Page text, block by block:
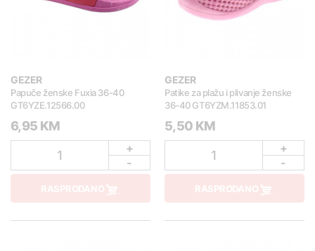
GEZER
Papuče ženske Fuxia 36-40
GT6YZE.12566.00
6,95 KM
1
+
-
RASPRODANO
GEZER
Patike za plažu i plivanje ženske
36-40 GT6YZM.11853.01
5,50 KM
1
+
-
RASPRODANO